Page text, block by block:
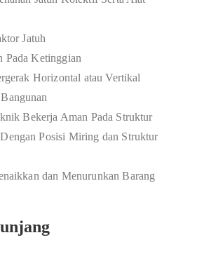
Jatuh
Pada Ketinggian
Horizontal atau Vertikal
Bekerja Aman Pada Struktur
Posisi Miring dan Struktur
dan Menurunkan Barang